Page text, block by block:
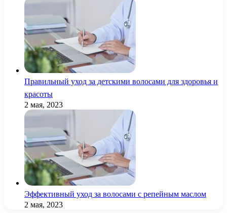
Правильный уход за детскими волосами для здоровья и
красоты
2 мая, 2023
Эффективный уход за волосами с репейным маслом
2 мая, 2023